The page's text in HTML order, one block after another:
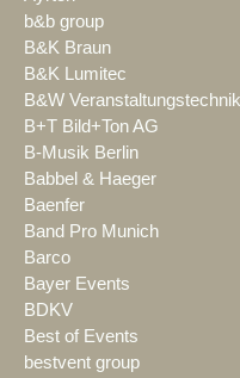
b&b group
B&K Braun
B&K Lumitec
B&W Veranstaltungstechnik
B+T Bild+Ton AG
B-Musik Berlin
Babbel & Haeger
Baenfer
Band Pro Munich
Barco
Bayer Events
BDKV
Best of Events
bestvent group